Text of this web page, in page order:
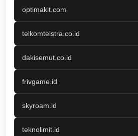
optimakit.com
telkomtelstra.co.id
dakisemut.co.id
frivgame.id
skyroam.id
teknolimit.id